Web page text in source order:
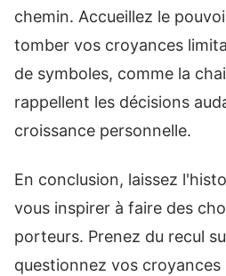
chemin. Accueillez le
tomber vos croyances
de symboles, comme la
rappellent les décisions
croissance personnelle.
En conclusion, laissez
vous inspirer à faire des
porteurs. Prenez du recul
questionnez vos